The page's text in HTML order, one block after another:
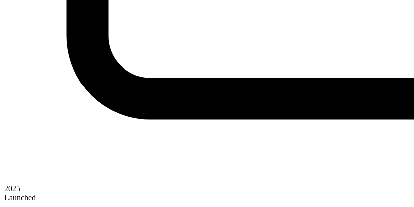
2025
Launched